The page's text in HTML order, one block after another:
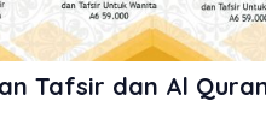
Tafsir dan Al